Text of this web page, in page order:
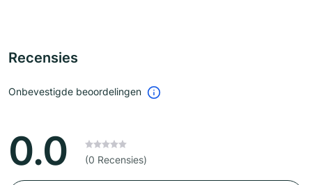
Recensies
Onbevestigde beoordelingen
0.0 (0 Recensies)